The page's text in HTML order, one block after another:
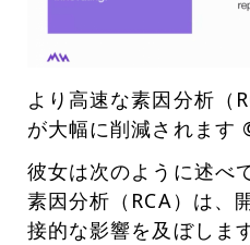
より高速な素因分析（
が大幅に削減されま
彼女は次のように述べ
素因分析（RCA）は、
接的な影響を及ぼしま